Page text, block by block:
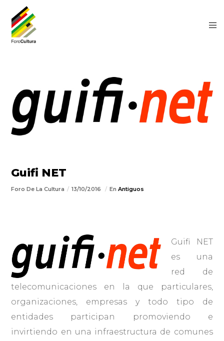
Guifi NET
Foro De La Cultura 13/10/2016 EnAntiguos
Guifi NET
es una
red de
telecomunicaciones en la que particulares,
organizaciones, empresas y todo tipo de
entidades participan promoviendo e
invirtiendo en una infraestructura de comunes